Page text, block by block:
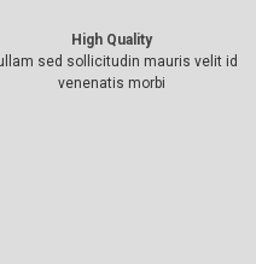
High Quality
sed sollicitudin mauris velit id
venenatis morbi